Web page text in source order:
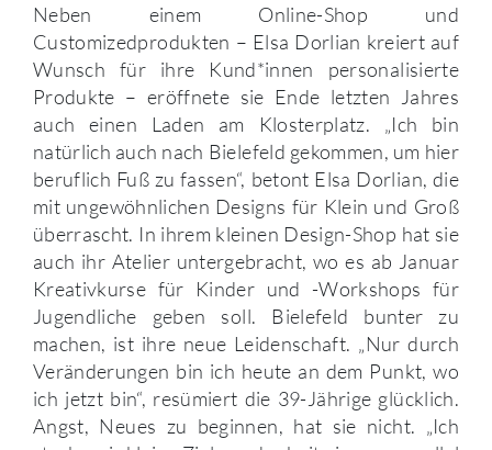
Neben einem Online-Shop und
Customizedprodukten – Elsa Dorlian kreiert auf
Wunsch für ihre Kund*innen personalisierte
Produkte – eröffnete sie Ende letzten Jahres
auch einen Laden am Klosterplatz. „Ich bin
natürlich auch nach Bielefeld gekommen, um hier
beruflich Fuß zu fassen“, betont Elsa Dorlian, die
mit ungewöhnlichen Designs für Klein und Groß
überrascht. In ihrem kleinen Design-Shop hat sie
auch ihr Atelier untergebracht, wo es ab Januar
Kreativkurse für Kinder und -Workshops für
Jugendliche geben soll. Bielefeld bunter zu
machen, ist ihre neue Leidenschaft. „Nur durch
Veränderungen bin ich heute an dem Punkt, wo
ich jetzt bin“, resümiert die 39-Jährige glücklich.
Angst, Neues zu beginnen, hat sie nicht. „Ich